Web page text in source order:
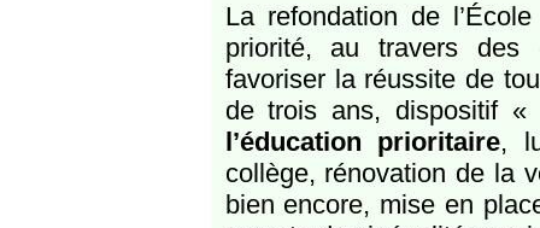
La refondation de
priorité, au travers des
favoriser la réussite de
de trois ans, dispositif
l’éducation prioritaire,
collège, rénovation de la
bien encore, mise en